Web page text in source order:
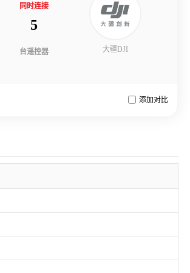
同时连接
5
台遥控器 大疆DJI
添加对比